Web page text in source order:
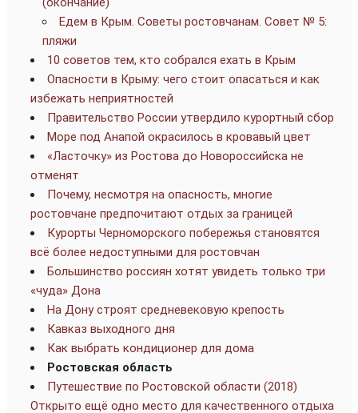
Едем в Крым. Советы ростовчанам. Совет № 5:
пляжи
10 советов тем, кто собрался ехать в Крым
Опасности в Крыму: чего стоит опасаться и как
избежать неприятностей
Правительство России утвердило курортный сбор
Море под Анапой окрасилось в кровавый цвет
«Ласточку» из Ростова до Новороссийска не
отменят
Почему, несмотря на опасность, многие
ростовчане предпочитают отдых за границей
Курорты Черноморского побережья становятся
всё более недоступными для ростовчан
Большинство россиян хотят увидеть только три
«чуда» Дона
На Дону строят средневековую крепость
Кавказ выходного дня
Как выбрать кондиционер для дома
Ростовская область
Путешествие по Ростовской области (2018)
Открыто ещё одно место для качественного отдыха